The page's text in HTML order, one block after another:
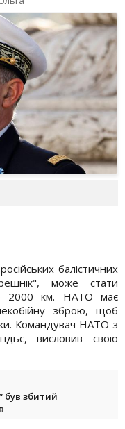
балістичних
може стати
2000 км. НАТО має
зброю, щоб
Командувач НАТО з
висловив свою
був збитий